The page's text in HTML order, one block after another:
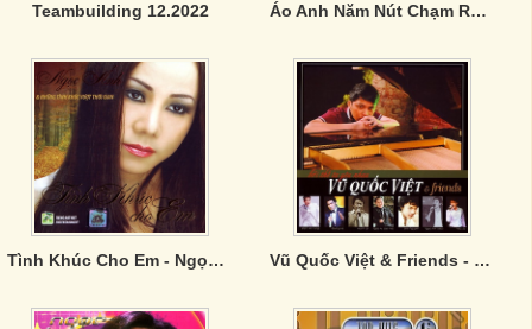
Teambuilding 12.2022 Áo Anh Năm Nút Chạm Rồng
Tình Khúc Cho Em - Ngọc Ánh Vũ Quốc Việt & Friends - Bởi Thế Ta Yêu Nhau